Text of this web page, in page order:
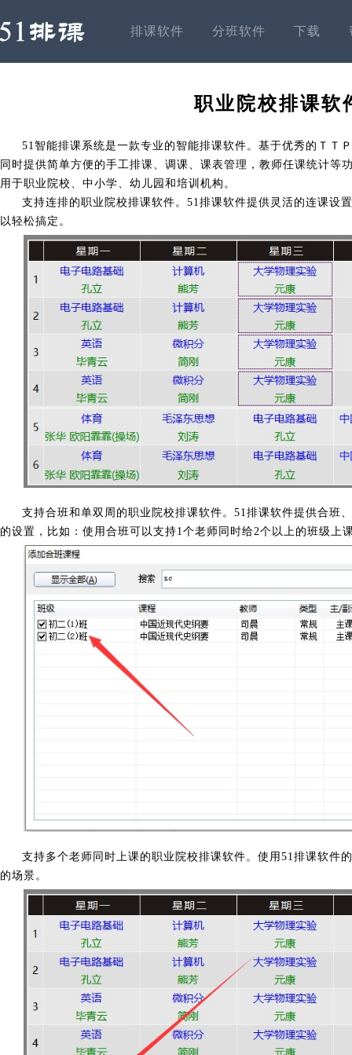
排课软件 分班软件 下载
职业院校排课软
51智能排课系统是一款专业的智能排课软件。基于优秀的ＴＴ
同时提供简单方便的手工排课、调课、课表管理，教师任课统计等
用于职业院校、中小学、幼儿园和培训机构。
支持连排的职业院校排课软件。51排课软件提供灵活的连课设
以轻松搞定。
支持合班和单双周的职业院校排课软件。51排课软件提供合班
的设置，比如：使用合班可以支持1个老师同时给2个以上的班级上
支持多个老师同时上课的职业院校排课软件。使用51排课软件
的场景。